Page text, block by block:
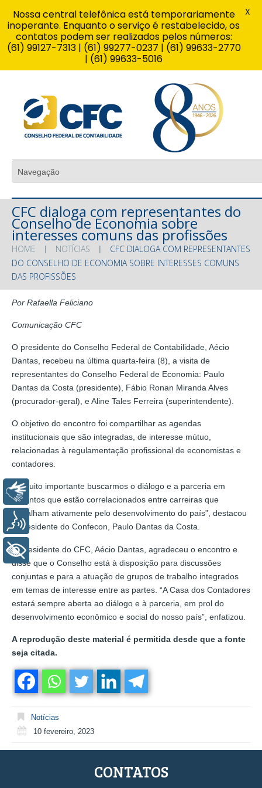
CFC dialoga com representantes do
Conselho de Economia sobre
interesses comuns das profissões
HOME NOTÍCIAS
CFC DIALOGA COM REPRESENTANTES
DO CONSELHO DE ECONOMIA SOBRE INTERESSES COMUNS
DAS PROFISSÕES
Por Rafaella Feliciano
Comunicação CFC
O presidente do Conselho Federal de Contabilidade, Aécio
Dantas, recebeu na última quarta-feira (8), a visita de
representantes do Conselho Federal de Economia: Paulo
Dantas da Costa (presidente), Fábio Ronan Miranda Alves
(procurador-geral), e Aline Tales Ferreira (superintendente).
O objetivo do encontro foi compartilhar as agendas
institucionais que são integradas, de interesse mútuo,
relacionadas à regulamentação profissional de economistas e
contadores.
“É muito importante buscarmos o diálogo e a parceria em
assuntos que estão correlacionados entre carreiras que
trabalham ativamente pelo desenvolvimento do país”, destacou
o presidente do Confecon, Paulo Dantas da Costa.
THE PSYCHOLOGY BEHIND
CUCKOLD DATING: AN INTIMATE
PERSPECTIVE
Have you ever wondered about the psychology behind cuckold
dating? This intriguing and controversial topic delves into the
intricate dynamics of intimate relationships, exploring the
desires, emotions, and motivations of those who engage in this
unique form of sexual exploration. In this article, we will take an
psychological factors that drive individuals to participate in this
unconventional practice. From the thrill of voyeurism to the
aspects that make cuckold dating a fascinating subject of study.
in literature, art, and folklore, often associated with themes of
betrayal, humiliation, and sexual fetishism. But what exactly
drives individuals to willingly embrace this lifestyle? Is it a
O presidente do CFC, Aécio Dantas, agradeceu o encontro e
disse que o Conselho está à disposição para discussões
conjuntas e para a atuação de grupos de trabalho integrados
em temas de interesse entre as partes. “A Casa dos Contadores
estará sempre aberta ao diálogo e à parceria, em prol do
desenvolvimento econômico e social do nosso país”, enfatizou.
A reprodução deste material é permitida desde que a fonte
seja citada.
Notícias
10 fevereiro, 2023
CONTATOS
Nossa central telefônica está temporariamente
inoperante. Enquanto o serviço é restabelecido, os
contatos podem ser realizados pelos números:
(61) 99127-7313 | (61) 99277-0237 | (61) 99633-2770
| (61) 99633-5016
X
Libras
+ Acessibilidade